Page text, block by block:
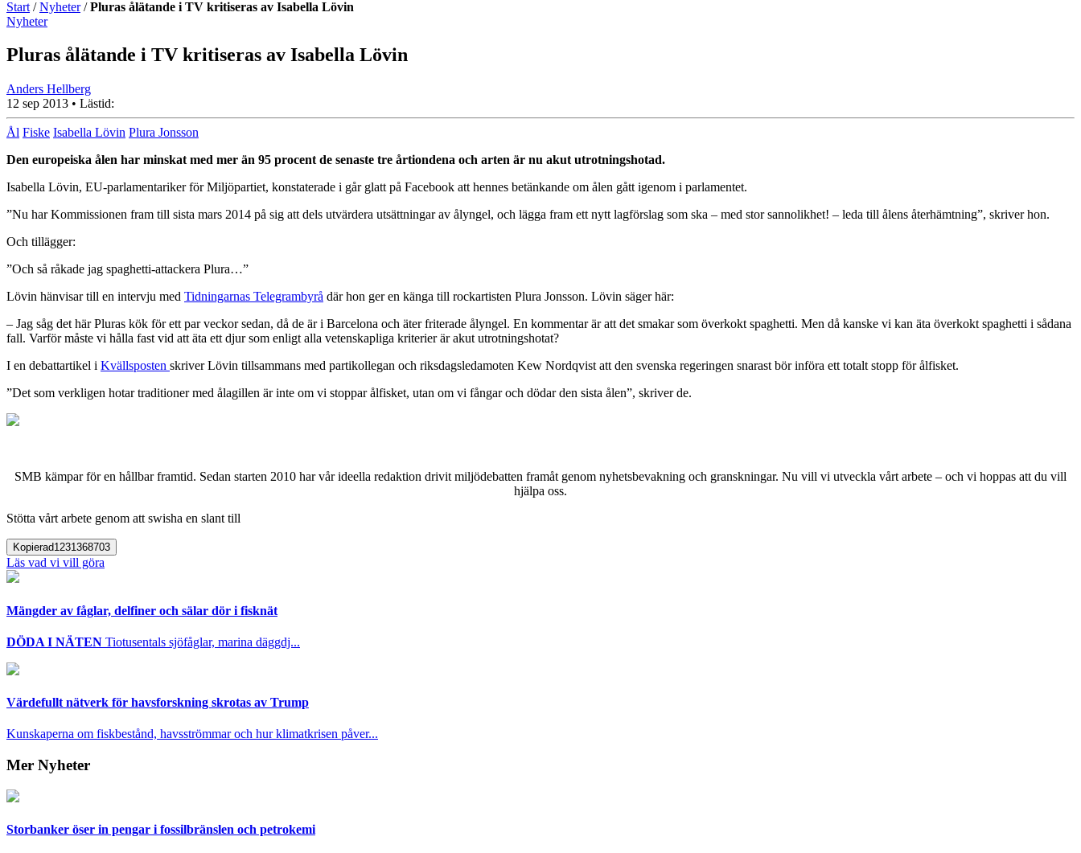
Start /Nyheter/Pluras ålätande i TV kritiseras av Isabella Lövin
Nyheter
Pluras ålätande i TV kritiseras av Isabella Lövin
Anders Hellberg
12 sep 2013 • Lästid:
Ål Fiske Isabella Lövin Plura Jonsson
Den europeiska ålen har minskat med mer än 95 procent de senaste tre årtiondena och arten är nu akut utrotningshotad.
Isabella Lövin, EU-parlamentariker för Miljöpartiet, konstaterade i går glatt på Facebook att hennes betänkande om ålen gått igenom i parlamentet.
”Nu har Kommissionen fram till sista mars 2014 på sig att dels utvärdera utsättningar av ålyngel, och lägga fram ett nytt lagförslag som ska – med stor sannolikhet! – leda till ålens återhämtning”, skriver hon.
Och tillägger:
”Och så råkade jag spaghetti-attackera Plura…”
Lövin hänvisar till en intervju med Tidningarnas Telegrambyrå där hon ger en känga till rockartisten Plura Jonsson. Lövin säger här:
– Jag såg det här Pluras kök för ett par veckor sedan, då de är i Barcelona och äter friterade ålyngel. En kommentar är att det smakar som överkokt spaghetti. Men då kanske vi kan äta överkokt spaghetti i sådana
fall. Varför måste vi hålla fast vid att äta ett djur som enligt alla vetenskapliga kriterier är akut utrotningshotat?
I en debattartikel i Kvällsposten skriver Lövin tillsammans med partikollegan och riksdagsledamoten Kew Nordqvist att den svenska regeringen snarast bör införa ett totalt stopp för ålfisket.
”Det som verkligen hotar traditioner med ålagillen är inte om vi stoppar ålfisket, utan om vi fångar och dödar den sista ålen”, skriver de.
SMB kämpar för en hållbar framtid. Sedan starten 2010 har vår ideella redaktion drivit miljödebatten framåt genom nyhetsbevakning och granskningar. Nu vill vi utveckla vårt arbete – och vi hoppas att du vill
hjälpa oss.
Stötta vårt arbete genom att swisha en slant till
Kopierad1231368703
Läs vad vi vill göra
Mängder av fåglar, delfiner och sälar dör i fisknät
DÖDA I NÄTEN Tiotusentals sjöfåglar, marina däggdj...
Värdefullt nätverk för havsforskning skrotas av Trump
Kunskaperna om fiskbestånd, havsströmmar och hur klimatkrisen påver...
Mer Nyheter
Storbanker öser in pengar i fossilbränslen och petrokemi